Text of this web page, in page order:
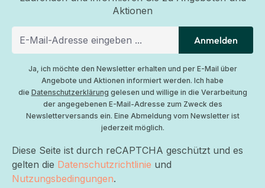
Aktionen
Anmelden
Ja, ich möchte den Newsletter erhalten und per E-Mail über
Angebote und Aktionen informiert werden. Ich habe
die Datenschutzerklärung gelesen und willige in die Verarbeitung
der angegebenen E-Mail-Adresse zum Zweck des
Newsletterversands ein. Eine Abmeldung vom Newsletter ist
jederzeit möglich.
Diese Seite ist durch reCAPTCHA geschützt und es
gelten die Datenschutzrichtlinie und
Nutzungsbedingungen.